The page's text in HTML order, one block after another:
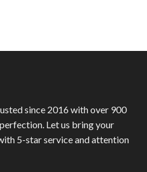
since 2016 with over 900
Let us bring your
5-star service and attention